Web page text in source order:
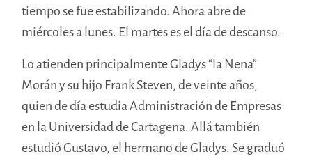
tiempo se fue estabilizando. Ahora abre de
miércoles a lunes. El martes es el día de descanso.
Lo atienden principalmente Gladys “la Nena”
Morán y su hijo Frank Steven, de veinte años,
quien de día estudia Administración de Empresas
en la Universidad de Cartagena. Allá también
estudió Gustavo, el hermano de Gladys. Se graduó